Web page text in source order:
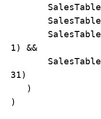
1) &&
31)
)
)